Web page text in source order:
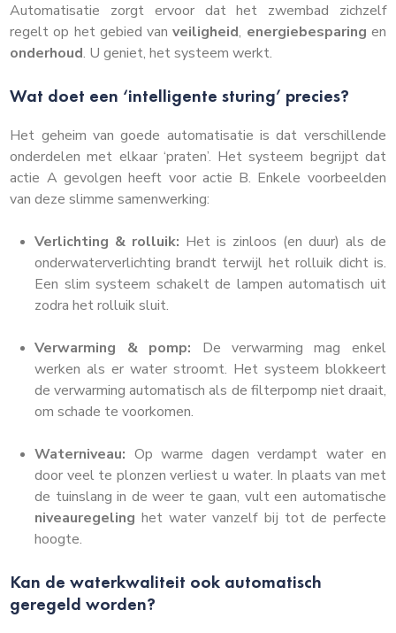
Automatisatie zorgt ervoor dat het zwembad zichzelf
regelt op het gebied vanveiligheid, energiebesparing en
onderhoud. U geniet, het systeem werkt.
Wat doet een ‘intelligente sturing’ precies?
Het geheim van goede automatisatie is dat verschillende
onderdelen met elkaar ‘praten’. Het systeem begrijpt dat
actie A gevolgen heeft voor actie B. Enkele voorbeelden
van deze slimme samenwerking:
Verlichting & rolluik: Het is zinloos (en duur) als de
onderwaterverlichting brandt terwijl het rolluik dicht is.
Een slim systeem schakelt de lampen automatisch uit
zodra het rolluik sluit.
Verwarming & pomp: De verwarming mag enkel
werken als er water stroomt. Het systeem blokkeert
de verwarming automatisch als de filterpomp niet draait,
om schade te voorkomen.
Waterniveau: Op warme dagen verdampt water en
door veel te plonzen verliest u water. In plaats van met
de tuinslang in de weer te gaan, vult een automatische
niveauregeling het water vanzelf bij tot de perfecte
hoogte.
Kan de waterkwaliteit ook automatisch
geregeld worden?